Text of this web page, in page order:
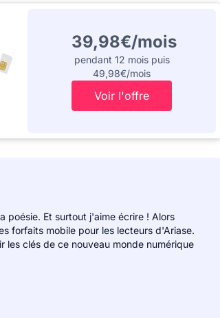
39,98€/mois
pendant 12 mois puis
49,98€/mois
Voir l'offre
poésie. Et surtout j'aime écrire ! Alors
forfaits mobile pour les lecteurs d'Ariase.
les clés de ce nouveau monde numérique